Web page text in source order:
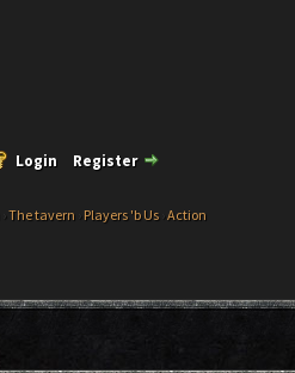
Login Register
›The tavern › Players 'b Us›Action